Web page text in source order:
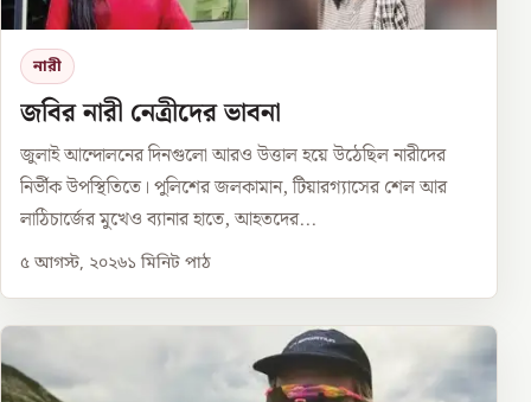
নারী
জবির নারী নেত্রীদের ভাবনা
জুলাই আন্দোলনের দিনগুলো আরও উত্তাল হয়ে উঠেছিল নারীদের
নির্ভীক উপস্থিতিতে। পুলিশের জলকামান, টিয়ারগ্যাসের শেল আর
লাঠিচার্জের মুখেও ব্যানার হাতে, আহতদের...
৫ আগস্ট, ২০২৬১ মিনিট পাঠ